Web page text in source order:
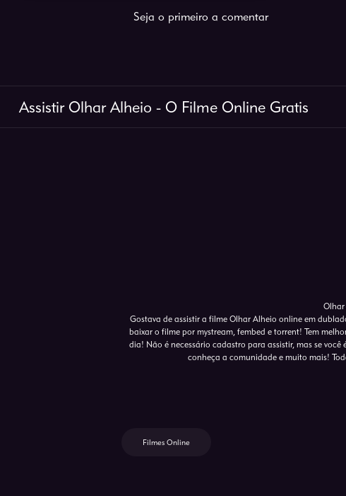
Seja o primeiro a comentar
Assistir Olhar Alheio - O Filme Online Gratis
Gostava de assistir a filme Olhar Alheio online em
baixar o filme por mystream, fembed e torrent! Tem
dia! Não é necessário cadastro para assistir, mas se
conheça a comunidade e muito mais!
Filmes Online